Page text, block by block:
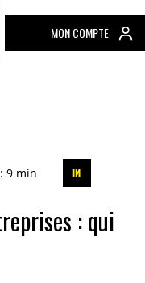
MON COMPTE
9 min
: qui